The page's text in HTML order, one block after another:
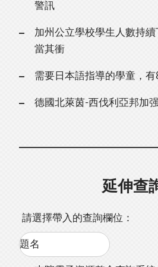
警訊
加州公立學校學生人數持
當其衝
需要日本語指導的學童，有
德國北萊茵-西伐利亞邦加
延伸查
請選擇帶入的查詢欄位：